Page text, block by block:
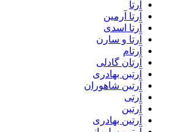
آرتا
آرتا آرمین
آرتا اسدی
آرتا و سارن
آرتام
آرتان گادلی
آرتبن بهادری
آرتين شاهوران
آرتی
آرتین
آرتین بهادری